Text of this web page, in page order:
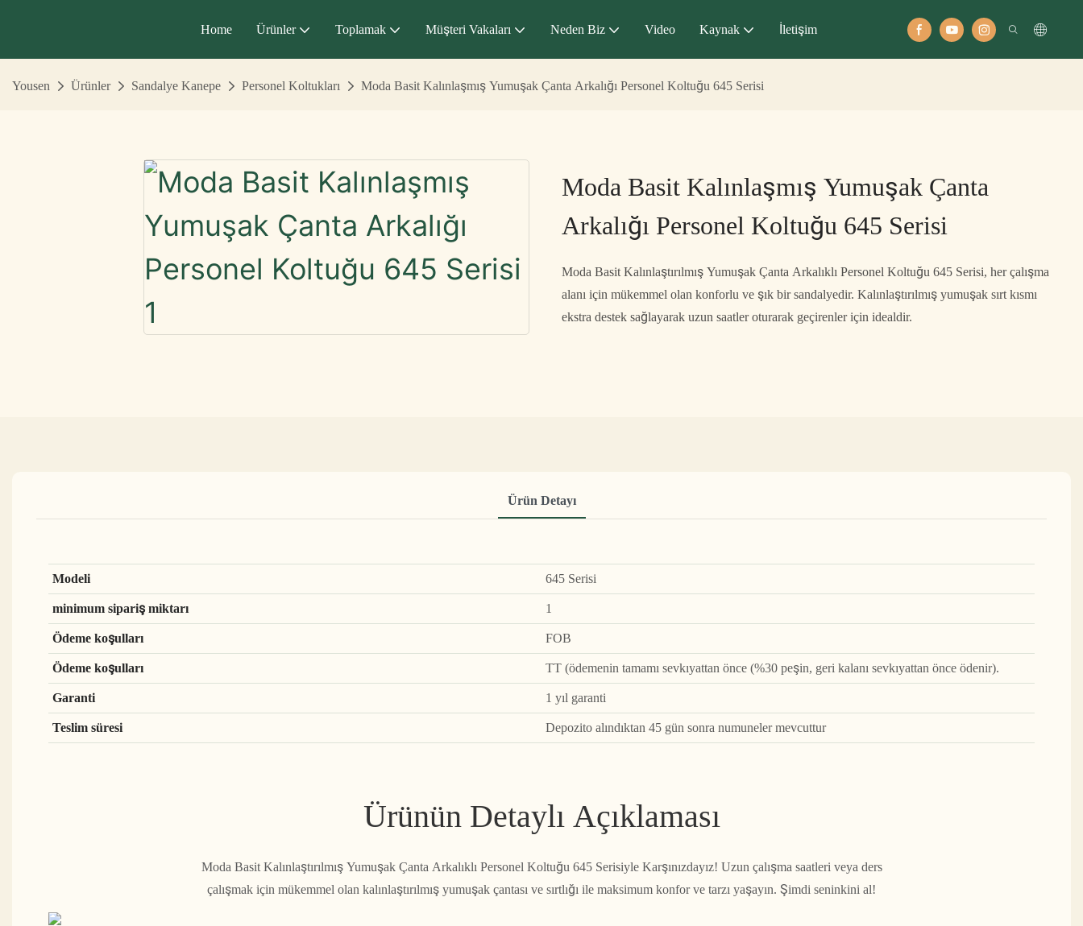
Home Ürünler Toplamak Müşteri Vakaları Neden Biz Video Kaynak İletişim
Yousen Ürünler Sandalye Kanepe Personel Koltukları Moda Basit Kalınlaşmış Yumuşak Çanta Arkalığı Personel Koltuğu 645 Serisi
Moda Basit Kalınlaşmış Yumuşak Çanta
Arkalığı Personel Koltuğu 645 Serisi
Moda Basit Kalınlaştırılmış Yumuşak Çanta Arkalıklı Personel Koltuğu 645 Serisi, her çalışma
alanı için mükemmel olan konforlu ve şık bir sandalyedir. Kalınlaştırılmış yumuşak sırt kısmı
ekstra destek sağlayarak uzun saatler oturarak geçirenler için idealdir.
Ürün Detayı
Modeli
645 Serisi
minimum sipariş miktarı
1
Ödeme koşulları
FOB
Ödeme koşulları
TT (ödemenin tamamı sevkıyattan önce (%30 peşin, geri kalanı sevkıyattan önce ödenir).
Garanti
1 yıl garanti
Teslim süresi
Depozito alındıktan 45 gün sonra numuneler mevcuttur
Ürünün Detaylı Açıklaması
Moda Basit Kalınlaştırılmış Yumuşak Çanta Arkalıklı Personel Koltuğu 645 Serisiyle Karşınızdayız! Uzun çalışma saatleri veya ders
çalışmak için mükemmel olan kalınlaştırılmış yumuşak çantası ve sırtlığı ile maksimum konfor ve tarzı yaşayın. Şimdi seninkini al!